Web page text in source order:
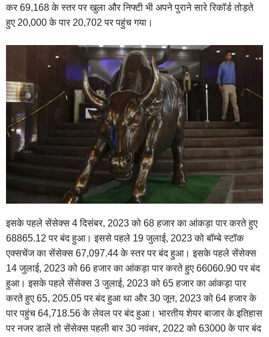
कर 69,168 के स्तर पर खुला और निफ्टी भी अपने पुराने सारे रिकॉर्ड तोड़ते
हुए 20,000 के पार 20,702 पर पहुंच गया।
इसके पहले सेंसेक्स 4 दिसंबर, 2023 को 68 हजार का आंकड़ा पार करते हुए
68865.12 पर बंद हुआ। इससे पहले 19 जुलाई, 2023 को बॉम्बे स्टॉक
एक्सचेंज का सेंसेक्स 67,097.44 के स्तर पर बंद हुआ। इसके पहले सेंसेक्स
14 जुलाई, 2023 को 66 हजार का आंकड़ा पार करते हुए 66060.90 पर बंद
हुआ। इसके पहलेसेंसेक्स 3 जुलाई, 2023 को 65 हजार का आंकड़ा पार
करते हुए 65, 205.05 पर बंद हुआ था और 30 जून, 2023 को 64 हजार के
पार पहुंच 64,718.56 के लेवल पर बंद हुआ। भारतीय शेयर बाजार के इतिहास
पर नजर डालें तो सेंसेक्स पहली बार 30 नवंबर, 2022 को 63000 के पार बंद